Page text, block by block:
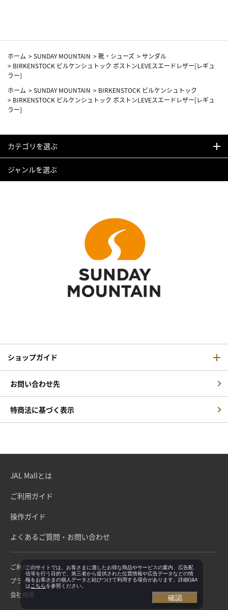
ホーム >SUNDAY MOUNTAIN >靴・シューズ >サンダル
> BIRKENSTOCK ビルケンシュトック ボストンLEVEスエードレザー[レギュ
ラー]
ホーム >SUNDAY MOUNTAIN > BIRKENSTOCK ビルケンシュトック
> BIRKENSTOCK ビルケンシュトック ボストンLEVEスエードレザー[レギュ
ラー]
カテゴリを選ぶ
ジャンルを選ぶ
ショップガイド
お問い合わせ先
特商法に基づく表示
JAL Mallとは
ご利用ガイド
操作ガイド
よくあるご質問・お問い合わせ
ご利用規約
プライバシーポリシー
会社概要
このサイトでは、お客さまに適したお得な商品やサービスの案内、広告配
信等を行う目的で、第三者から提供された位置情報や広告データなどの情
報をお客さまの個人データと結びつけて利用する場合があります。詳細Q&A
は こちらを参照ください。
確認